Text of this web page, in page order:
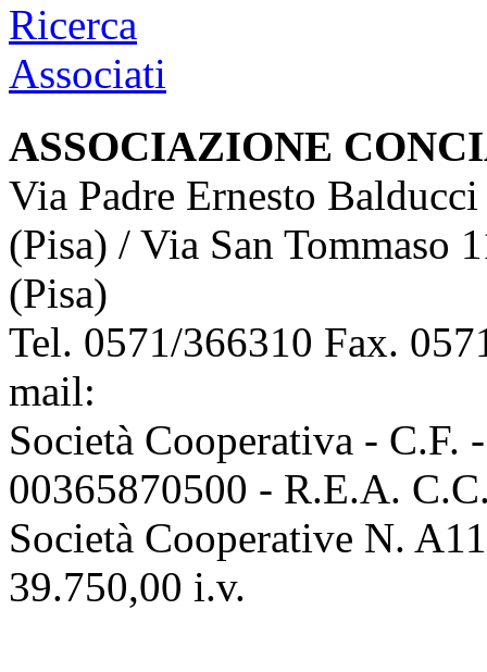
ASSOCIAZIONE
Via Padre Ernesto
(Pisa) / Via San Tommaso
(Pisa)
Tel. 0571/366310 Fax.
mail:
Società Cooperativa - C.F.
00365870500 - R.E.A.
Società Cooperative N.
39.750,00 i.v.